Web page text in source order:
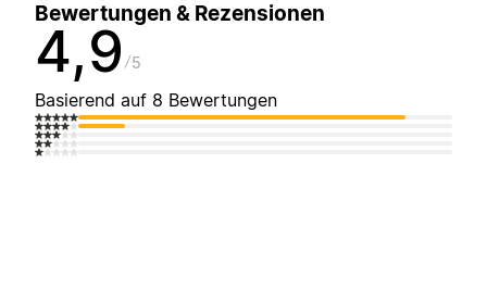
Bewertungen & Rezensionen
4,9 5
Basierend auf 8 Bewertungen